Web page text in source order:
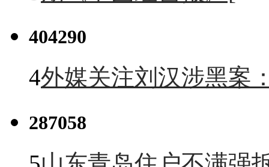
404290
4外媒关注刘汉涉黑案
287058